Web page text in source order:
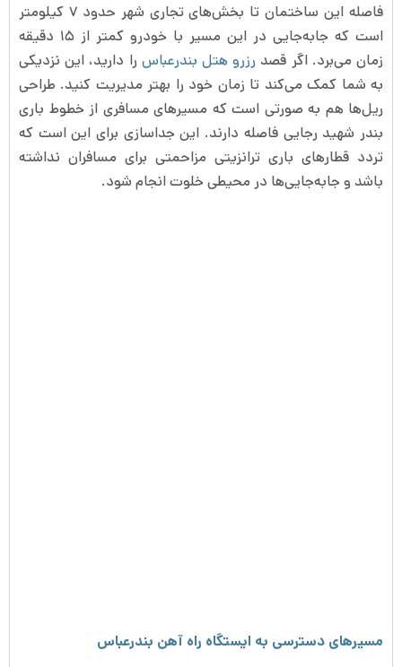
فاصله این ساختمان تا بخش‌های تجاری شهر حدود ۷ کیلومتر
است که جابه‌جایی در این مسیر با خودرو کمتر از ۱۵ دقیقه
زمان می‌برد. اگر قصد رزرو هتل بندرعباس را دارید، این نزدیکی
به شما کمک می‌کند تا زمان خود را بهتر مدیریت کنید. طراحی
ریل‌ها هم به صورتی است که مسیرهای مسافری از خطوط باری
بندر شهید رجایی فاصله دارند. این جداسازی برای این است که
تردد قطارهای باری ترانزیتی مزاحمتی برای مسافران نداشته
باشد و جابه‌جایی‌ها در محیطی خلوت انجام شود.
مسیرهای دسترسی به ایستگاه راه آهن بندرعباس